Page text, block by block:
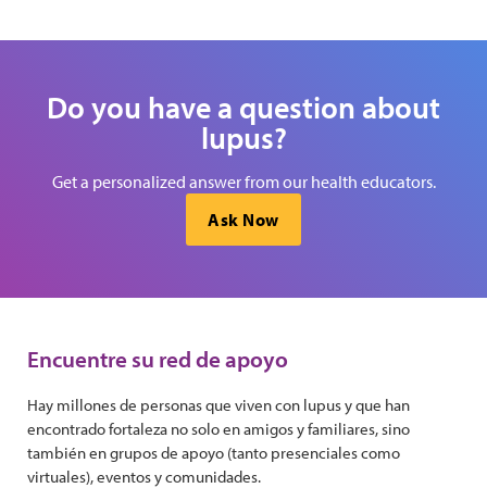
Do you have a question about
lupus?
Get a personalized answer from our health educators.
Ask Now
Encuentre su red de apoyo
Hay millones de personas que viven con lupus y que han
encontrado fortaleza no solo en amigos y familiares, sino
también en grupos de apoyo (tanto presenciales como
virtuales), eventos y comunidades.